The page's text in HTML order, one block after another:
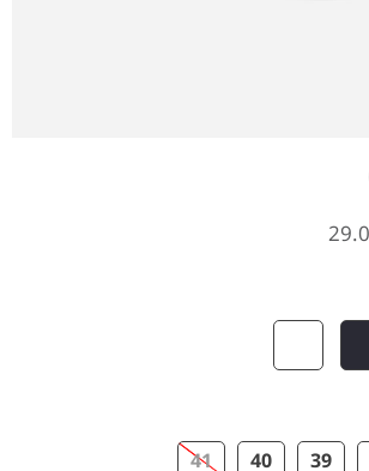
39
40
41